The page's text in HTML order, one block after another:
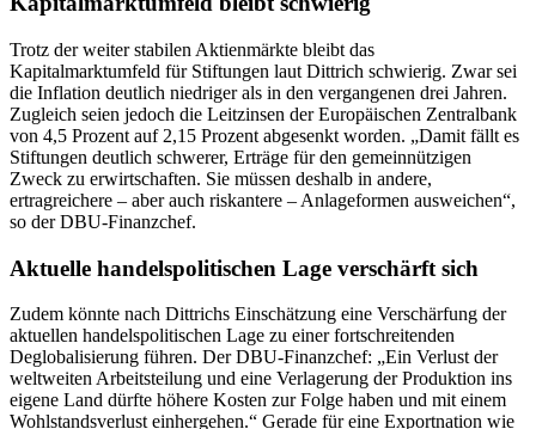
Trotz der weiter stabilen Aktienmärkte bleibt das
Kapitalmarktumfeld für Stiftungen laut Dittrich schwierig. Zwar sei
die Inflation deutlich niedriger als in den vergangenen drei Jahren.
Zugleich seien jedoch die Leitzinsen der Europäischen Zentralbank
von 4,5 Prozent auf 2,15 Prozent abgesenkt worden. „Damit fällt es
Stiftungen deutlich schwerer, Erträge für den gemeinnützigen
Zweck zu erwirtschaften. Sie müssen deshalb in andere,
ertragreichere – aber auch riskantere – Anlageformen ausweichen“,
so der DBU-Finanzchef.
Aktuelle handelspolitischen Lage verschärft sich
Zudem könnte nach Dittrichs Einschätzung eine Verschärfung der
aktuellen handelspolitischen Lage zu einer fortschreitenden
Deglobalisierung führen. Der DBU-Finanzchef: „Ein Verlust der
weltweiten Arbeitsteilung und eine Verlagerung der Produktion ins
eigene Land dürfte höhere Kosten zur Folge haben und mit einem
Wohlstandsverlust einhergehen.“ Gerade für eine Exportnation wie